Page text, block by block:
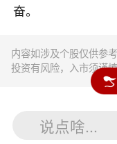
奋。
内容如涉及个股仅供参
投资有风险，入市须谨
说点啥...